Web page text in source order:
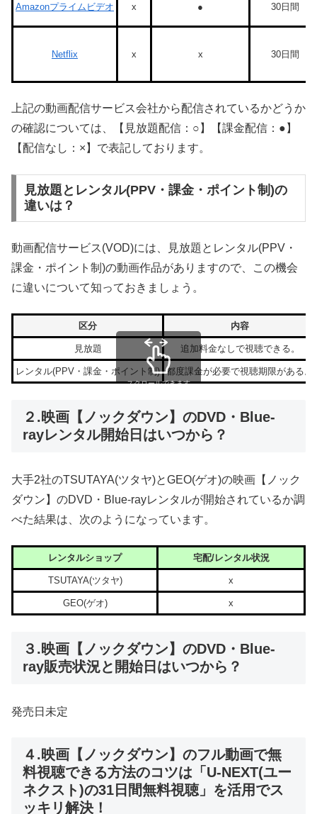
Amazonプライムビデオ x ● 30日間
Netflix x x 30日間
上記の動画配信サービス会社から配信されているかどうか
の確認については、【見放題配信：○】【課金配信：●】
【配信なし：×】で表記しております。
見放題とレンタル(PPV・課金・ポイント制)の
違いは？
動画配信サービス(VOD)には、見放題とレンタル(PPV・
課金・ポイント制)の動画作品がありますので、この機会
に違いについて知っておきましょう。
区分 内容
見放題 追加料金なしで視聴できる。
レンタル(PPV・課金・ポイント制) 都度課金が必要で視聴期限がある。
スクロールできます
２.映画【ノックダウン】のDVD・Blue-
rayレンタル開始日はいつから？
大手2社のTSUTAYA(ツタヤ)とGEO(ゲオ)の映画【ノック
ダウン】のDVD・Blue-rayレンタルが開始されているか調
べた結果は、次のようになっています。
レンタルショップ 宅配/レンタル状況
TSUTAYA(ツタヤ) x
GEO(ゲオ) x
３.映画【ノックダウン】のDVD・Blue-
ray販売状況と開始日はいつから？
発売日未定
４.映画【ノックダウン】のフル動画で無
料視聴できる方法のコツは「U-NEXT(ユー
ネクスト)の31日間無料視聴」を活用でス
ッキリ解決！